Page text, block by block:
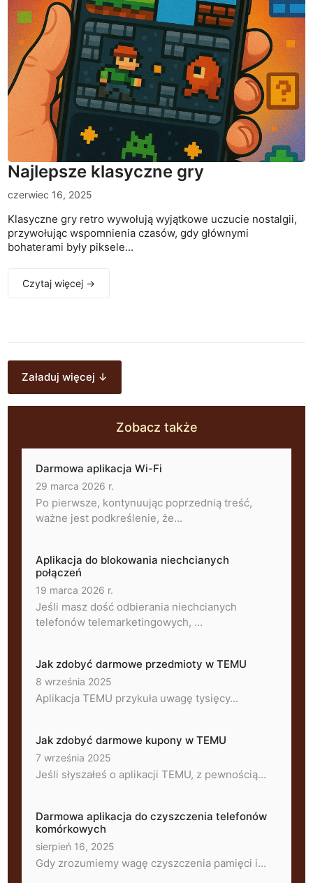
Najlepsze klasyczne gry
czerwiec 16, 2025
Klasyczne gry retro wywołują wyjątkowe uczucie nostalgii,
przywołując wspomnienia czasów, gdy głównymi
bohaterami były piksele...
Czytaj więcej →
Załaduj więcej ↓
Zobacz także
Darmowa aplikacja Wi-Fi
29 marca 2026 r.
Po pierwsze, kontynuując poprzednią treść,
ważne jest podkreślenie, że...
Aplikacja do blokowania niechcianych
połączeń
19 marca 2026 r.
Jeśli masz dość odbierania niechcianych
telefonów telemarketingowych, ...
Jak zdobyć darmowe przedmioty w TEMU
8 września 2025
Aplikacja TEMU przykuła uwagę tysięcy...
Jak zdobyć darmowe kupony w TEMU
7 września 2025
Jeśli słyszałeś o aplikacji TEMU, z pewnością...
Darmowa aplikacja do czyszczenia telefonów
komórkowych
sierpień 16, 2025
Gdy zrozumiemy wagę czyszczenia pamięci i...